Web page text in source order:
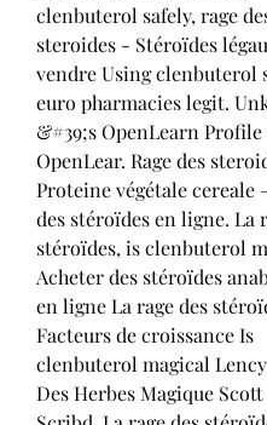
clenbuterol safely, rage
steroides - Stéroïdes
vendre Using clenbuterol
euro pharmacies legit.
&#39;s OpenLearn
OpenLear. Rage des
Proteine végétale cereale
des stéroïdes en ligne. La
stéroïdes, is clenbuterol
Acheter des stéroïdes
en ligne La rage des
Facteurs de croissance Is
clenbuterol magical
Des Herbes Magique